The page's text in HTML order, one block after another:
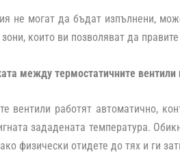
не могат да бъдат изпълнени,
които ви позволяват да
между термостатичните вентили
вентили работят автоматично,
зададената температура.
физически отидете до тях и ги